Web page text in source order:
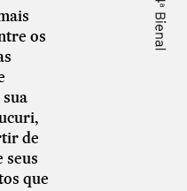
os
de
seus
que